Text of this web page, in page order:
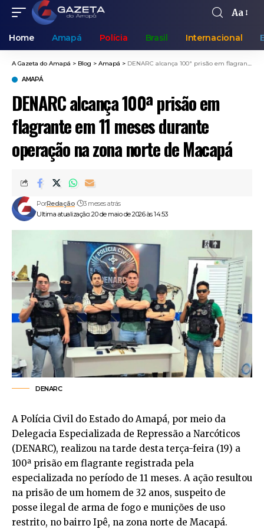
Aa
Home Amapá Polícia Brasil Internacional
A Gazeta do Amapá > Blog > Amapá > DENARC alcança 100ª prisão em flagrante em 11 meses durante operação na zona norte de Macapá
AMAPÁ
DENARC alcança 100ª prisão em
flagrante em 11 meses durante
operação na zona norte de Macapá
Ultima atualização: 20 de maio de 2026 às 14:53
PorRedação 3 meses atrás
DENARC
A Polícia Civil do Estado do Amapá, por meio da
Delegacia Especializada de Repressão a Narcóticos
(DENARC), realizou na tarde desta terça-feira (19) a
100ª prisão em flagrante registrada pela
especializada no período de 11 meses. A ação resultou
na prisão de um homem de 32 anos, suspeito de
posse ilegal de arma de fogo e munições de uso
restrito, no bairro Ipê, na zona norte de Macapá.